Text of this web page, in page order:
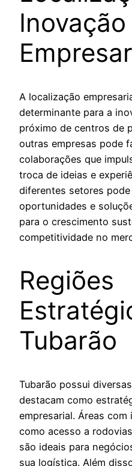
Inovação
A localização
determinante para a
próximo de centros de
outras empresas pode
colaborações que
troca de ideias e
diferentes setores
oportunidades e
para o crescimento
competitividade no
Regiões
Tubarão
Tubarão possui
destacam como
empresarial. Áreas
como acesso a
são ideais para
sua logística. Além